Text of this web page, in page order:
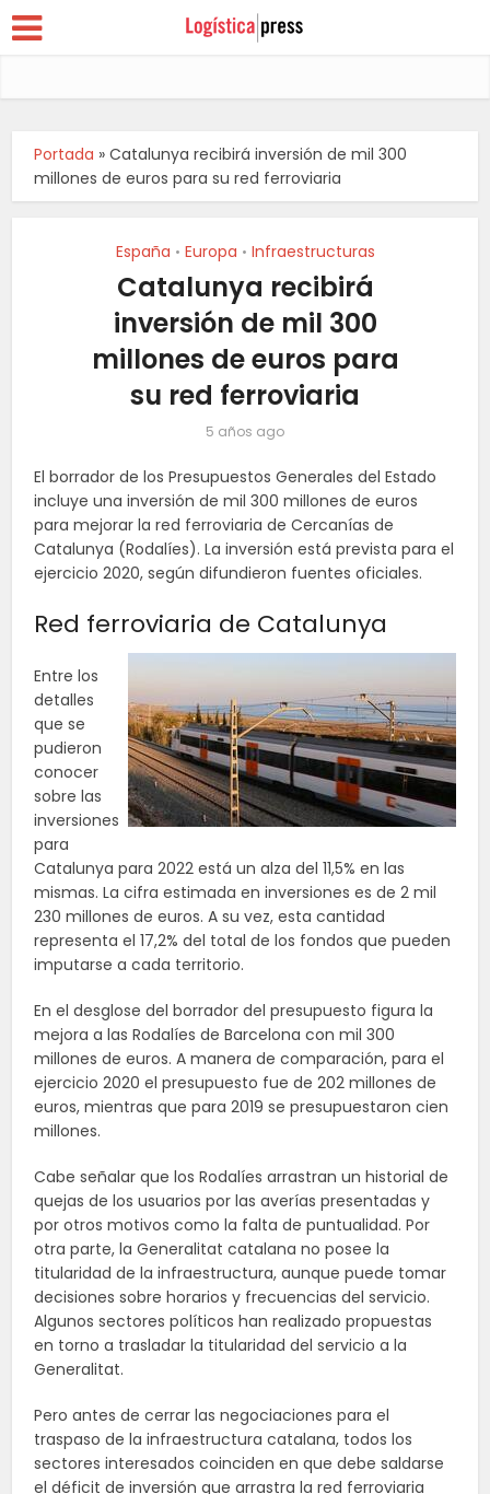
Portada »Catalunya recibirá inversión de mil 300
millones de euros para su red ferroviaria
España • Europa • Infraestructuras
Catalunya recibirá
inversión de mil 300
millones de euros para
su red ferroviaria
5 años ago
El borrador de los Presupuestos Generales del Estado
incluye una inversión de mil 300 millones de euros
para mejorar la red ferroviaria de Cercanías de
Catalunya (Rodalíes). La inversión está prevista para el
ejercicio 2020, según difundieron fuentes oficiales.
Red ferroviaria de Catalunya
Entre los
detalles
que se
pudieron
conocer
sobre las
inversiones
para
Catalunya para 2022 está un alza del 11,5% en las
mismas. La cifra estimada en inversiones es de 2 mil
230 millones de euros. A su vez, esta cantidad
representa el 17,2% del total de los fondos que pueden
imputarse a cada territorio.
En el desglose del borrador del presupuesto figura la
mejora a las Rodalíes de Barcelona con mil 300
millones de euros. A manera de comparación, para el
ejercicio 2020 el presupuesto fue de 202 millones de
euros, mientras que para 2019 se presupuestaron cien
millones.
Cabe señalar que los Rodalíes arrastran un historial de
quejas de los usuarios por las averías presentadas y
por otros motivos como la falta de puntualidad. Por
otra parte, la Generalitat catalana no posee la
titularidad de la infraestructura, aunque puede tomar
decisiones sobre horarios y frecuencias del servicio.
Algunos sectores políticos han realizado propuestas
en torno a trasladar la titularidad del servicio a la
Generalitat.
Pero antes de cerrar las negociaciones para el
traspaso de la infraestructura catalana, todos los
sectores interesados coinciden en que debe saldarse
el déficit de inversión que arrastra la red ferroviaria